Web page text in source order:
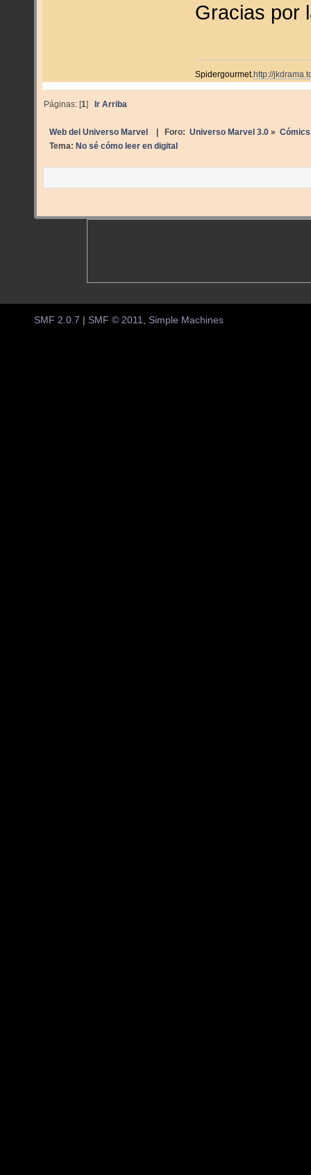
Gracias por
Spidergourmet.http://
Páginas: [1]Ir Arriba
Web del Universo Marvel | Foro: Universo Marvel 3.0» Cómics
Tema: No sé cómo leer en digital
SMF 2.0.7 | SMF © 2011 Simple Machines